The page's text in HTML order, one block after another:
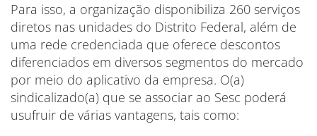
Para isso, a organização disponibiliza 260 serviços
diretos nas unidades do Distrito Federal, além de
uma rede credenciada que oferece descontos
diferenciados em diversos segmentos do mercado
por meio do aplicativo da empresa. O(a)
sindicalizado(a) que se associar ao Sesc poderá
usufruir de várias vantagens, tais como: